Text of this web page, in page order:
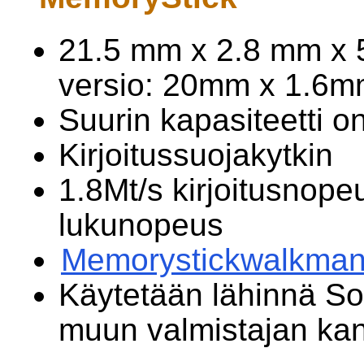
21.5 mm x 2.8 mm x
versio: 20mm x
Suurin kapasiteetti
Kirjoitussuojakytkin
1.8Mt/s
lukunopeus
Käytetään lähinnä
muun valmistajan